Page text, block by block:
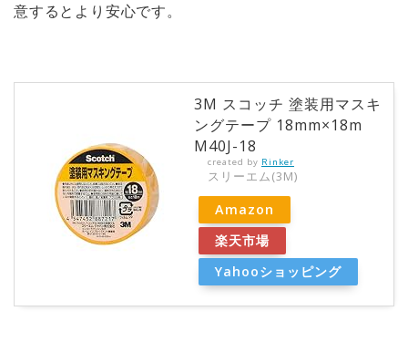
意するとより安心です。
3M スコッチ 塗装用マスキ
ングテープ 18mm×18m
M40J-18
created by Rinker
スリーエム(3M)
Amazon
楽天市場
Yahooショッピング